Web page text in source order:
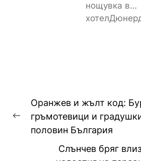
нощувка в
Навигация
Previous
post:
Оранжев и жълт код:
гръмотевици и
половин България
Слънчев бряг